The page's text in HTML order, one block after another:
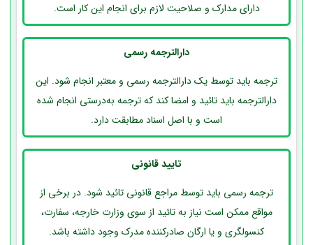
دارای مدارک و صلاحیت لازم برای انجام این کار است.
دارالترجمه رسمی
ترجمه باید توسط یک دارالترجمه رسمی و معتبر انجام شود. این
دارالترجمه باید تائید و امضا کند که ترجمه به‌درستی انجام شده
است و با اصل اسناد مطابقت دارد.
تایید قانونی
ترجمه رسمی باید توسط مراجع قانونی تائید شود. در برخی از
مواقع ممکن است نیاز به تائید از سوی وزارت خارجه، سفارت،
کنسولگری و یا ارگان صادرکننده مدرک وجود داشته باشد.